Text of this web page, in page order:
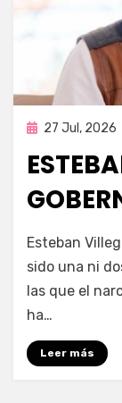
Publicada
27 Jul, 2026
por
Esteban
sido una ni
las que el
ha…
Leer más